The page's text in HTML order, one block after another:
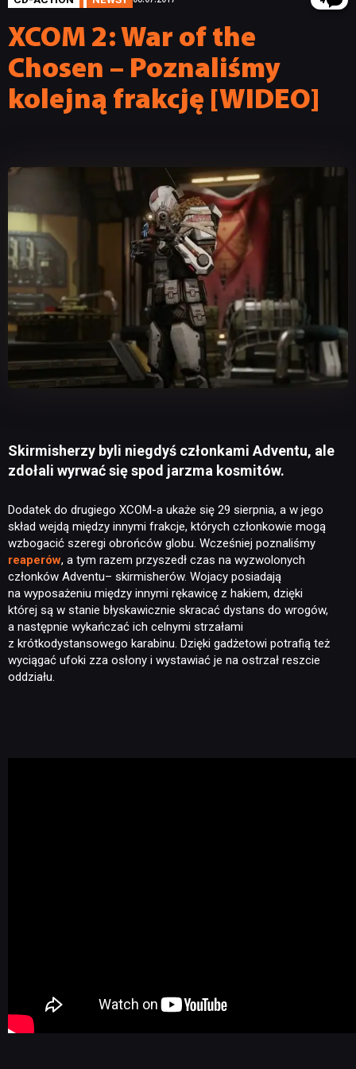
XCOM 2: War of the
Chosen – Poznaliśmy
kolejną frakcję [WIDEO]
Skirmisherzy byli niegdyś członkami Adventu, ale
zdołali wyrwać się spod jarzma kosmitów.
Dodatek do drugiego XCOM-a ukaże się 29 sierpnia, a w jego
skład wejdą między innymi frakcje, których członkowie mogą
wzbogacić szeregi obrońców globu. Wcześniej poznaliśmy
reaperów, a tym razem przyszedł czas na wyzwolonych
członków Adventu– skirmisherów. Wojacy posiadają
na wyposażeniu między innymi rękawicę z hakiem, dzięki
której są w stanie błyskawicznie skracać dystans do wrogów,
a następnie wykańczać ich celnymi strzałami
z krótkodystansowego karabinu. Dzięki gadżetowi potrafią też
wyciągać ufoki zza osłony i wystawiać je na ostrzał reszcie
oddziału.